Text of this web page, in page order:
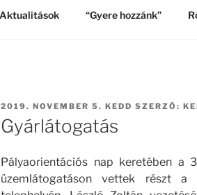
Aktualitások “Gyere hozzánk”
BEKÜLDVE:
2019. NOVEMBER 5. KEDD SZERZŐ:
Gyárlátogatás
Pályaorientációs nap keretében a
üzemlátogatáson vettek részt a